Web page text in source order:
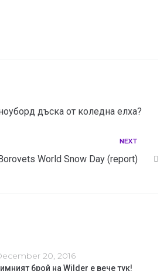
дъска от коледна елха?
NEXT
World Snow Day (report)
20, 2016
брой на Wilder е вече тук!